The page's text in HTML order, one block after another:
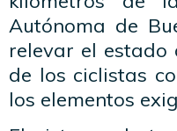
Autónoma de
relevar el
de los ciclistas
los elementos